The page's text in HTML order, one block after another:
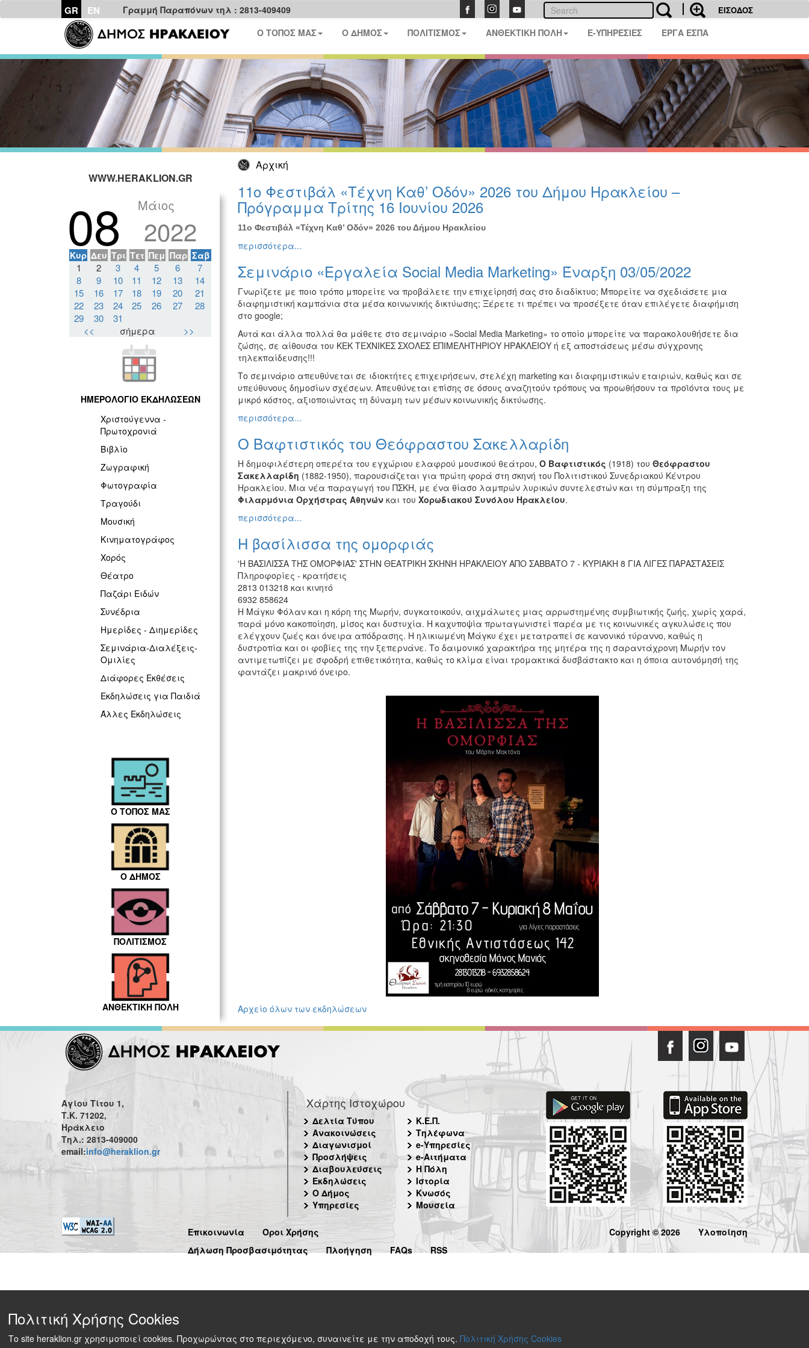
GR EN Γραμμή Παραπόνων τηλ : 2813-409409 ΕΙΣΟΔΟΣ
Ο ΤΟΠΟΣ ΜΑΣ Ο ΔΗΜΟΣ ΠΟΛΙΤΙΣΜΟΣ ΑΝΘΕΚΤΙΚΗ ΠΟΛΗ E-ΥΠΗΡΕΣΙΕΣ ΕΡΓΑ ΕΣΠΑ
Αρχική
WWW.HERAKLION.GR
08 Μάιος
2022
Κυρ Δευ Τρι Τετ Πεμ Παρ Σαβ
1 2 3 4 5 6
7
8
9 10 11 12 13
14
15
16 17 18 19 20
21
22
23 24 25 26 27
28
29
30
31
<<
σήμερα >>
ΗΜΕΡΟΛΟΓΙΟ ΕΚΔΗΛΩΣΕΩΝ
Χριστούγεννα -
Πρωτοχρονιά
Βιβλίο
Ζωγραφική
Φωτογραφία
Τραγούδι
Μουσική
Κινηματογράφος
Χορός
Θέατρο
Παζάρι Ειδών
Συνέδρια
Ημερίδες - Διημερίδες
Σεμινάρια-Διαλέξεις-
Ομιλίες
Διάφορες Εκθέσεις
Εκδηλώσεις για Παιδιά
Άλλες Εκδηλώσεις
Ο ΤΟΠΟΣ ΜΑΣ
Ο ΔΗΜΟΣ
ΠΟΛΙΤΙΣΜΟΣ
ΑΝΘΕΚΤΙΚΗ ΠΟΛΗ
11ο Φεστιβάλ «Τέχνη Καθ’ Οδόν» 2026 του Δήμου Ηρακλείου –
Πρόγραμμα Τρίτης 16 Ιουνίου 2026
11ο Φεστιβάλ «Τέχνη Καθ’ Οδόν» 2026 του Δήμου Ηρακλείου
περισσότερα...
Σεμινάριο «Εργαλεία Social Media Marketing» Έναρξη 03/05/2022
Γνωρίζετε με ποιο τρόπο μπορείτε να προβάλετε την επιχείρησή σας στο διαδίκτυο; Μπορείτε να σχεδιάσετε μια
διαφημιστική καμπάνια στα μέσα κοινωνικής δικτύωσης; Ξέρετε τι πρέπει να προσέξετε όταν επιλέγετε διαφήμιση
στο google;
Αυτά και άλλα πολλά θα μάθετε στο σεμινάριο «Social Media Marketing» το οποίο μπορείτε να παρακολουθήσετε δια
ζώσης, σε αίθουσα του ΚΕΚ ΤΕΧΝΙΚΕΣ ΣΧΟΛΕΣ ΕΠΙΜΕΛΗΤΗΡΙΟΥ ΗΡΑΚΛΕΙΟΥ ή εξ αποστάσεως μέσω σύγχρονης
τηλεκπαίδευσης!!!
Το σεμινάριο απευθύνεται σε ιδιοκτήτες επιχειρήσεων, στελέχη marketing και διαφημιστικών εταιριών, καθώς και σε
υπεύθυνους δημοσίων σχέσεων. Απευθύνεται επίσης σε όσους αναζητούν τρόπους να προωθήσουν τα προϊόντα τους με
μικρό κόστος, αξιοποιώντας τη δύναμη των μέσων κοινωνικής δικτύωσης.
περισσότερα...
Ο Βαφτιστικός του Θεόφραστου Σακελλαρίδη
Η δημοφιλέστερη οπερέτα του εγχώριου ελαφρού μουσικού θεάτρου, Ο Βαφτιστικός (1918) του Θεόφραστου
Σακελλαρίδη (1882-1950), παρουσιάζεται για πρώτη φορά στη σκηνή του Πολιτιστικού Συνεδριακού Κέντρου
Ηρακλείου. Μια νέα παραγωγή του ΠΣΚΗ, με ένα θίασο λαμπρών λυρικών συντελεστών και τη σύμπραξη της
Φιλαρμόνια Ορχήστρας Αθηνώνκαι του Χορωδιακού Συνόλου Ηρακλείου.
περισσότερα...
Η βασίλισσα της ομορφιάς
'Η ΒΑΣΙΛΙΣΣΑ ΤΗΣ ΟΜΟΡΦΙΑΣ' ΣΤΗΝ ΘΕΑΤΡΙΚΗ ΣΚΗΝΗ ΗΡΑΚΛΕΙΟΥ ΑΠΟ ΣΑΒΒΑΤΟ 7 - ΚΥΡΙΑΚΗ 8 ΓΙΑ ΛΙΓΕΣ ΠΑΡΑΣΤΑΣΕΙΣ
Πληροφορίες - κρατήσεις
2813 013218 και κινητό
6932 858624
Η Μάγκυ Φόλαν και η κόρη της Μωρήν, συγκατοικούν, αιχμάλωτες μιας αρρωστημένης συμβιωτικής ζωής, χωρίς χαρά,
παρά μόνο κακοποίηση, μίσος και δυστυχία. Η καχυποψία πρωταγωνιστεί παρέα με τις κοινωνικές αγκυλώσεις που
ελέγχουν ζωές και όνειρα απόδρασης. Η ηλικιωμένη Μάγκυ έχει μετατραπεί σε κανονικό τύραννο, καθώς η
δυστροπία και οι φοβίες της την ξεπερνάνε. Το δαιμονικό χαρακτήρα της μητέρα της η σαραντάχρονη Μωρήν τον
αντιμετωπίζει με σφοδρή επιθετικότητα, καθώς το κλίμα είναι τρομακτικά δυσβάστακτο και η όποια αυτονόμησή της
φαντάζει μακρινό όνειρο.
Αρχείο όλων των εκδηλώσεων
Αγίου Τίτου 1,
Τ.Κ. 71202,
Ηράκλειο
Τηλ.: 2813-409000
email:info@heraklion.gr
Χάρτης Ιστοχώρου
Δελτία Τύπου
Ανακοινώσεις
Διαγωνισμοί
Προσλήψεις
Διαβουλεύσεις
Εκδηλώσεις
Ο Δήμος
Υπηρεσίες
Κ.Ε.Π.
Τηλέφωνα
e-Υπηρεσίες
e-Αιτήματα
Η Πόλη
Ιστορία
Κνωσός
Μουσεία
Επικοινωνία
Όροι Χρήσης
Δήλωση Προσβασιμότητας
Πλοήγηση FAQs RSS
Copyright © 2026 Υλοποίηση
Πολιτική Χρήσης Cookies
Το site heraklion.gr χρησιμοποιεί cookies. Προχωρώντας στο περιεχόμενο, συναινείτε με την αποδοχή τους. Πολιτική Χρήσης Cookies